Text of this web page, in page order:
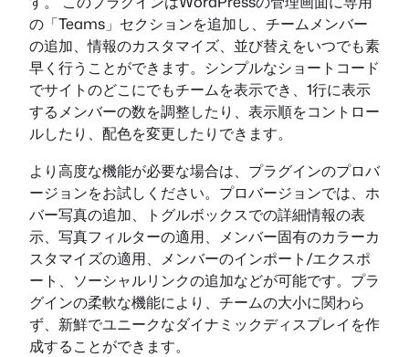
の「Teams」セクションを追加し、チームメンバー
の追加、情報のカスタマイズ、並び替えをいつでも素
早く行うことができます。シンプルなショートコード
でサイトのどこにでもチームを表示でき、1行に表示
するメンバーの数を調整したり、表示順をコントロー
ルしたり、配色を変更したりできます。
より高度な機能が必要な場合は、プラグインのプロバ
ージョンをお試しください。プロバージョンでは、ホ
バー写真の追加、トグルボックスでの詳細情報の表
示、写真フィルターの適用、メンバー固有のカラーカ
スタマイズの適用、メンバーのインポート/エクスポ
ート、ソーシャルリンクの追加などが可能です。プラ
グインの柔軟な機能により、チームの大小に関わら
ず、新鮮でユニークなダイナミックディスプレイを作
成することができます。